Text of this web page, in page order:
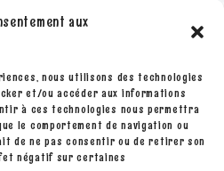
aux
nous utilisons des technologies
et/ou accéder aux informations
à ces technologies nous permettra
le comportement de navigation ou
de ne pas consentir ou de retirer son
négatif sur certaines
»
Grigris - Déco
La main verte 8